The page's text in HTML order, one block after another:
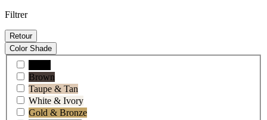
Filtrer
Retour
Color Shade
Brown
Taupe & Tan
White & Ivory
Gold & Bronze